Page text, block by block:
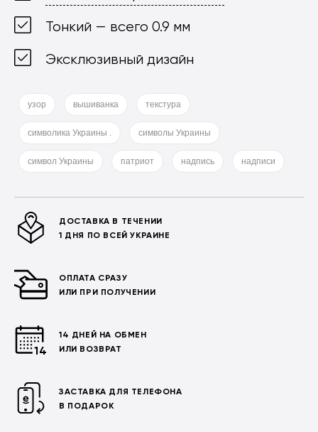
Тонкий — всего 0.9 мм
Эксклюзивный дизайн
узор вышиванка текстура
символика Украины . символы Украины
символ Украины патриот надпись надписи
ДОСТАВКА В ТЕЧЕНИИ
1 ДНЯ ПО ВСЕЙ УКРАИНЕ
ОПЛАТА СРАЗУ
ИЛИ ПРИ ПОЛУЧЕНИИ
14 ДНЕЙ НА ОБМЕН
ИЛИ ВОЗВРАТ
ЗАСТАВКА ДЛЯ ТЕЛЕФОНА
В ПОДАРОК